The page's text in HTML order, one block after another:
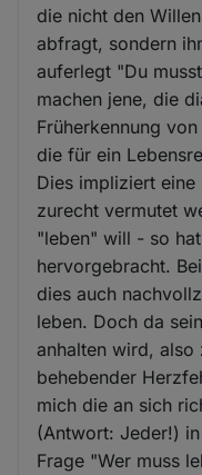
die nicht den
abfragt, sondern
auferlegt "Du
machen jene, die
Früherkennung
die für ein
Dies impliziert
zurecht vermutet
"leben" will - so
hervorgebracht.
dies auch
leben. Doch da
anhalten wird,
behebender
mich die an sich
(Antwort: Jeder!)
Frage "Wer muss